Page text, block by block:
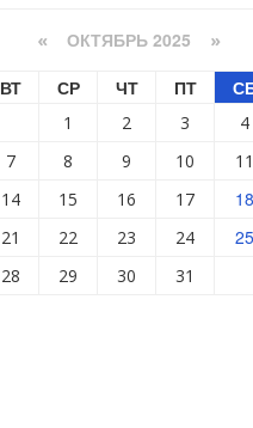
« ОКТЯБРЬ 2025 »
ВТ СР ЧТ ПТ
1 2 3 4
7 8 9 10 11
14 15 16 17 18
21 22 23 24 25
28 29 30 31